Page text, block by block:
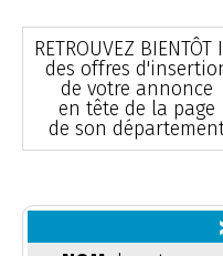
RETROUVEZ BIENTÔT
des offres
de votre annonce
en tête de la page
de son